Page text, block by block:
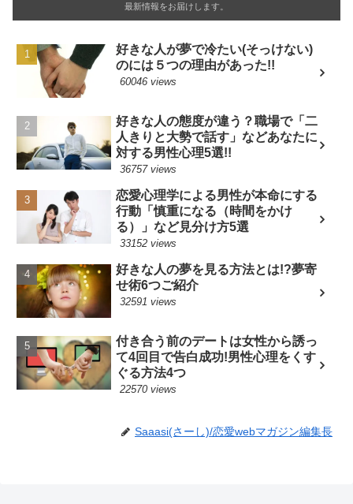
最新情報をお届けします。
好きな人が夢で冷たい(そっけない)
のには５つの理由があった!!
60046 views
好きな人の態度が違う？職場で「二
人きりと大勢で話す」などあなたに
対する男性心理5選!!
36757 views
恋愛心理学による男性が本命にする
行動「慎重になる（時間をかけ
る）」など見分け方5選
33152 views
好きな人の夢を見る方法とは!?夢寄
せ術6つご紹介
32591 views
付き合う前のデートは女性から誘っ
て4回目で告白成功!男性心理をくす
ぐる方法4つ
22570 views
Saaasi(さーし)/恋愛webマガジン編集長